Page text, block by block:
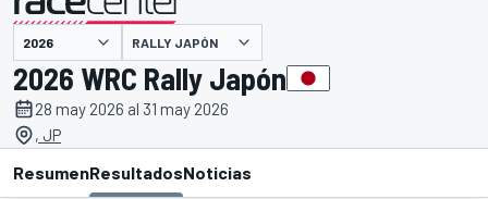
presentado por RALLY JAPÓN
2026 WRC Rally Japón
28 may 2026 al 31 may 2026
, JP
ResumenResultadosNoticias